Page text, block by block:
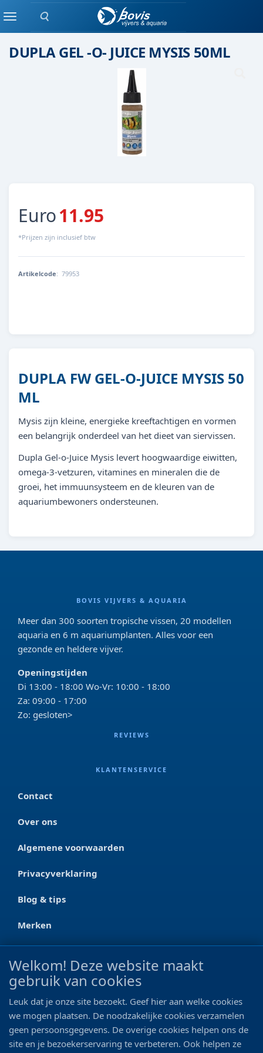
Zoeken
MenuKWEKEN
DUPLA GEL -O- JUICE MYSIS 50ML
Euro11.95
*Prijzen zijn inclusief btw
Artikelcode: 79953
DUPLA FW GEL-O-JUICE MYSIS 50
ML
Mysis zijn kleine, energieke kreeftachtigen en vormen
een belangrijk onderdeel van het dieet van siervissen.
Dupla Gel-o-Juice Mysis levert hoogwaardige eiwitten,
omega-3-vetzuren, vitamines en mineralen die de
groei, het immuunsysteem en de kleuren van de
aquariumbewoners ondersteunen.
BOVIS VIJVERS & AQUARIA
Meer dan 300 soorten tropische vissen, 20 modellen
aquaria en 6 m aquariumplanten. Alles voor een
gezonde en heldere vijver.
Openingstijden
Di 13:00 - 18:00 Wo-Vr: 10:00 - 18:00
Za: 09:00 - 17:00
Zo: gesloten>
REVIEWS
KLANTENSERVICE
Contact
Over ons
Algemene voorwaarden
Privacyverklaring
Blog & tips
Merken
CONTACT
Ootmarsumseweg 125a
0546 - 622 990
06 - 11 19 81 42
Welkom! Deze website maakt
gebruik van cookies
Leuk dat je onze site bezoekt. Geef hier aan welke cookies
we mogen plaatsen. De noodzakelijke cookies verzamelen
geen persoonsgegevens. De overige cookies helpen ons de
site en je bezoekerservaring te verbeteren. Ook helpen ze